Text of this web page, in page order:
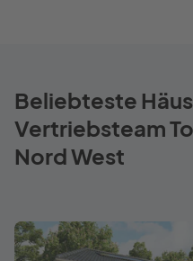
Beliebteste
Vertriebsteam
Nord West